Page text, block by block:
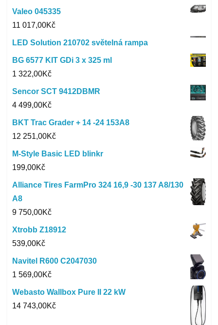
Valeo 045335
11 017,00Kč
LED Solution 210702 světelná rampa
BG 6577 KIT GDi 3 x 325 ml
1 322,00Kč
Sencor SCT 9412DBMR
4 499,00Kč
BKT Trac Grader + 14 -24 153A8
12 251,00Kč
M-Style Basic LED blinkr
199,00Kč
Alliance Tires FarmPro 324 16,9 -30 137 A8/130
A8
9 750,00Kč
Xtrobb Z18912
539,00Kč
Navitel R600 C2047030
1 569,00Kč
Webasto Wallbox Pure II 22 kW
14 743,00Kč